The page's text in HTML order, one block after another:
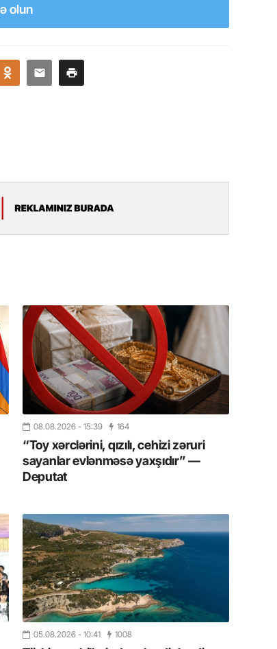
olun
08.08.2026 - 15:39 164
“Toy xərclərini, qızılı, cehizi zəruri
sayanlar evlənməsə yaxşıdır” —
Deputat
05.08.2026 - 10:41 1008